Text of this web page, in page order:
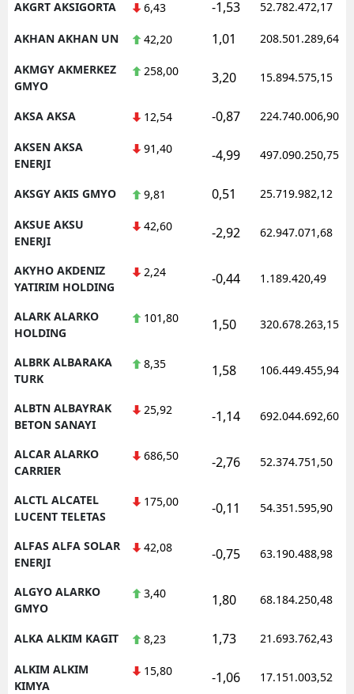
Niğde
Samsun
Sinop
Tokat
Şanlıurfa
Uşak
Zonguldak
Kırıkkale
AKGRT AKSIGORTA 6,43 -1,53 52.782.472,17
AKHAN AKHAN UN 42,20 1,01 208.501.289,64
AKMGY AKMERKEZ
GMYO
258,00 3,20 15.894.575,15
AKSA AKSA 12,54 -0,87 224.740.006,90
AKSEN AKSA
ENERJI
91,40 -4,99 497.090.250,75
AKSGY AKIS GMYO 9,81 0,51 25.719.982,12
AKSUE AKSU
ENERJI
42,60 -2,92 62.947.071,68
AKYHO AKDENIZ
YATIRIM HOLDING
2,24 -0,44 1.189.420,49
ALARK ALARKO
HOLDING
101,80 1,50 320.678.263,15
ALBRK ALBARAKA
TURK
8,35 1,58 106.449.455,94
ALBTN ALBAYRAK
BETON SANAYI
25,92 -1,14 692.044.692,60
ALCAR ALARKO
CARRIER
686,50 -2,76 52.374.751,50
ALCTL ALCATEL
LUCENT TELETAS
175,00 -0,11 54.351.595,90
ALFAS ALFA SOLAR
ENERJI
42,08 -0,75 63.190.488,98
ALGYO ALARKO
GMYO
3,40 1,80 68.184.250,48
ALKA ALKIM KAGIT 8,23 1,73 21.693.762,43
ALKIM ALKIM
KIMYA
15,80 -1,06 17.151.003,52